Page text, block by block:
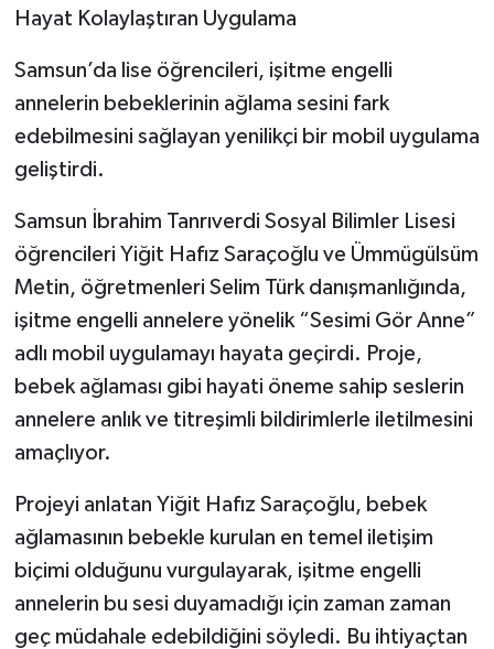
Hayat Kolaylaştıran Uygulama
Samsun’da lise öğrencileri, işitme engelli
annelerin bebeklerinin ağlama sesini fark
edebilmesini sağlayan yenilikçi bir mobil uygulama
geliştirdi.
Samsun İbrahim Tanrıverdi Sosyal Bilimler Lisesi
öğrencileri Yiğit Hafız Saraçoğlu ve Ümmügülsüm
Metin, öğretmenleri Selim Türk danışmanlığında,
işitme engelli annelere yönelik “Sesimi Gör Anne”
adlı mobil uygulamayı hayata geçirdi. Proje,
bebek ağlaması gibi hayati öneme sahip seslerin
annelere anlık ve titreşimli bildirimlerle iletilmesini
amaçlıyor.
Projeyi anlatan Yiğit Hafız Saraçoğlu, bebek
ağlamasının bebekle kurulan en temel iletişim
biçimi olduğunu vurgulayarak, işitme engelli
annelerin bu sesi duyamadığı için zaman zaman
geç müdahale edebildiğini söyledi. Bu ihtiyaçtan